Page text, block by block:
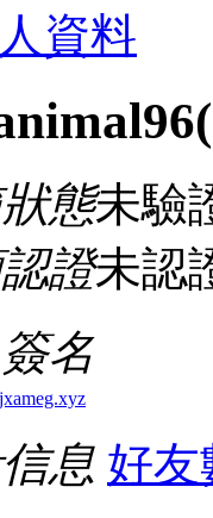
資料
態未驗
證未認
名
息 好友